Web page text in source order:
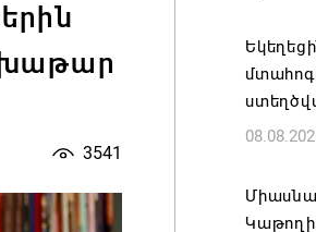
3541